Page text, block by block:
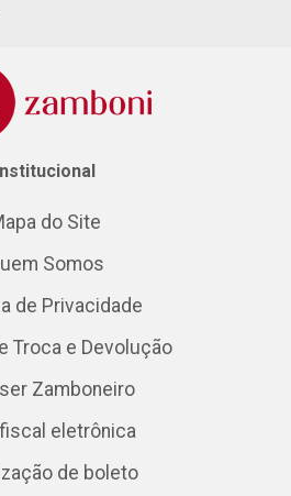
Institucional
do Site
Somos
de Privacidade
Troca e Devolução
Zamboneiro
eletrônica
de boleto